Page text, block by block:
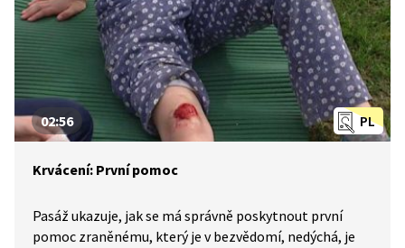
PL
02:56
Krvácení: První pomoc
Pasáž ukazuje, jak se má správně poskytnout první
pomoc zraněnému, který je v bezvědomí, nedýchá, je